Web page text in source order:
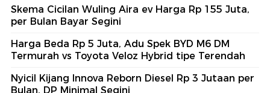
Skema Cicilan Wuling Aira ev Harga Rp 155 Juta,
per Bulan Bayar Segini
Harga Beda Rp 5 Juta, Adu Spek BYD M6 DM
Termurah vs Toyota Veloz Hybrid tipe Terendah
Nyicil Kijang Innova Reborn Diesel Rp 3 Jutaan per
Bulan, DP Minimal Segini